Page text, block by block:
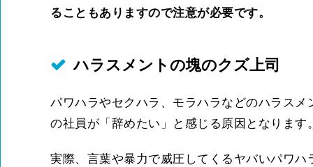
ることもありますので注意が必要です。
ハラスメントの塊のクズ上司
パワハラやセクハラ、モラハラなどのハラス
の社員が「辞めたい」と感じる原因となります
実際、言葉や暴力で威圧してくるヤバいパワ